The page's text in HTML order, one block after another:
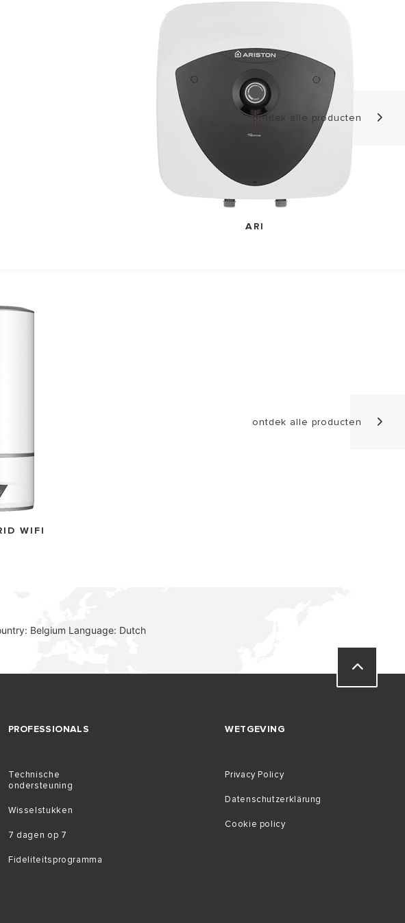
ARI
ontdek alle producten
WIFI
ontdek alle producten
Belgium Language: Dutch
PROFESSIONALS
Technische
ondersteuning
Wisselstukken
7 dagen op 7
Fideliteitsprogramma
WETGEVING
Privacy Policy
Datenschutzerklärung
Cookie policy